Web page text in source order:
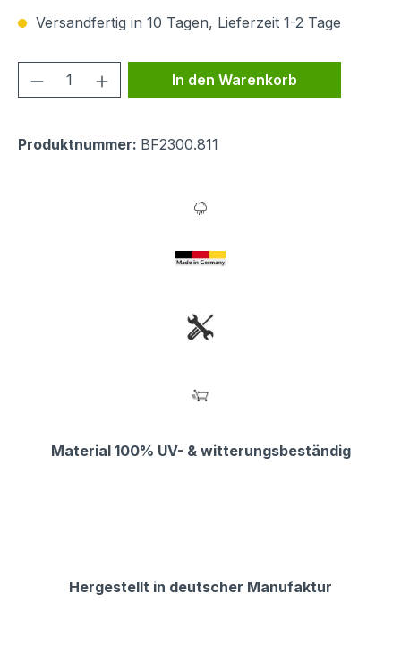
Versandfertig in 10 Tagen, Lieferzeit 1-2 Tage
Produkt Anzahl: Gib den
In den Warenkorb
Produktnummer: BF2300.811
Material 100% UV- & witterungsbeständig
Hergestellt in deutscher Manufaktur